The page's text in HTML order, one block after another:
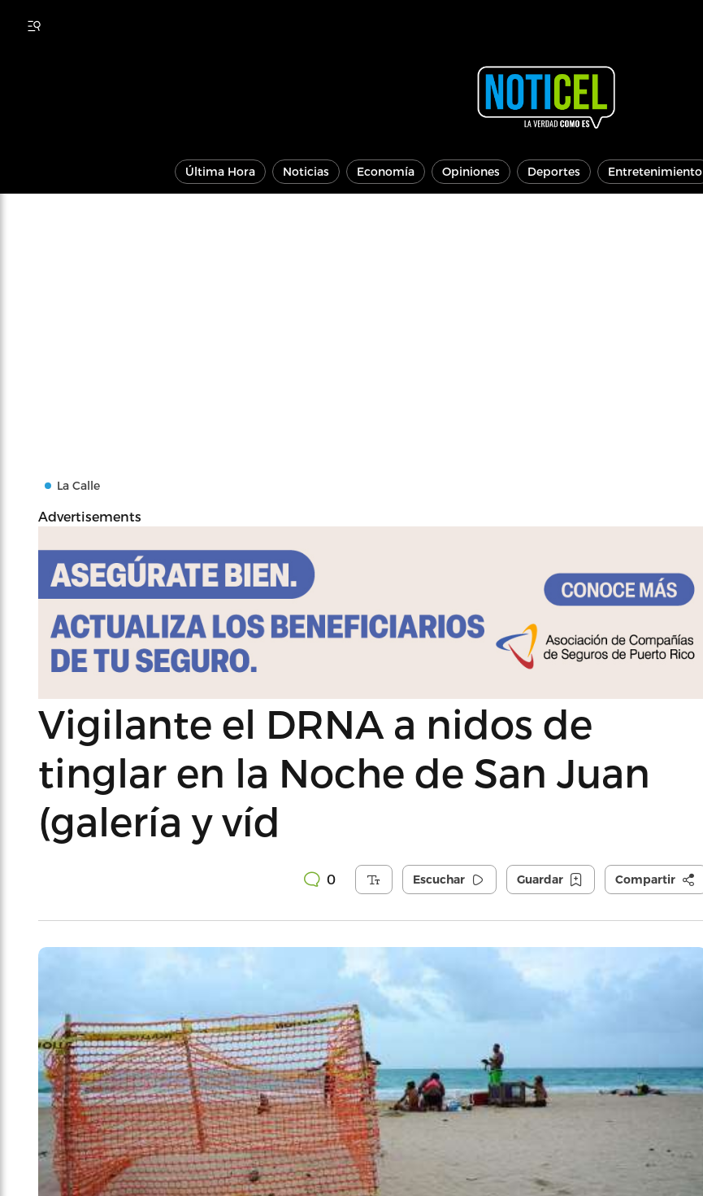
Última Hora Noticias Economía Opiniones Deportes Entretenimiento
La Calle
Advertisements
Vigilante el DRNA a nidos de
tinglar en la Noche de San Juan
(galería y víd
0 Escuchar Guardar Compartir